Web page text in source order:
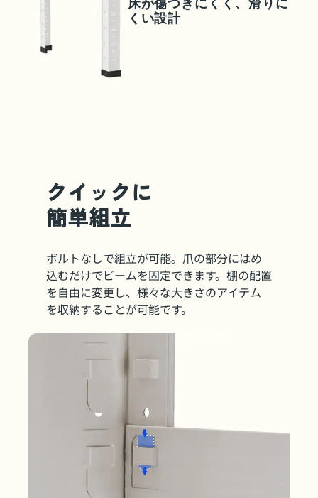
床が傷つきにくく、滑りに
くい設計
クイックに
簡単組立
ボルトなしで組立が可能。爪の部分にはめ
込むだけでビームを固定できます。棚の配置
を自由に変更し、様々な大きさのアイテム
を収納することが可能です。